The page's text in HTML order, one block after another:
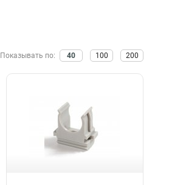
Показывать по: 40 100 200